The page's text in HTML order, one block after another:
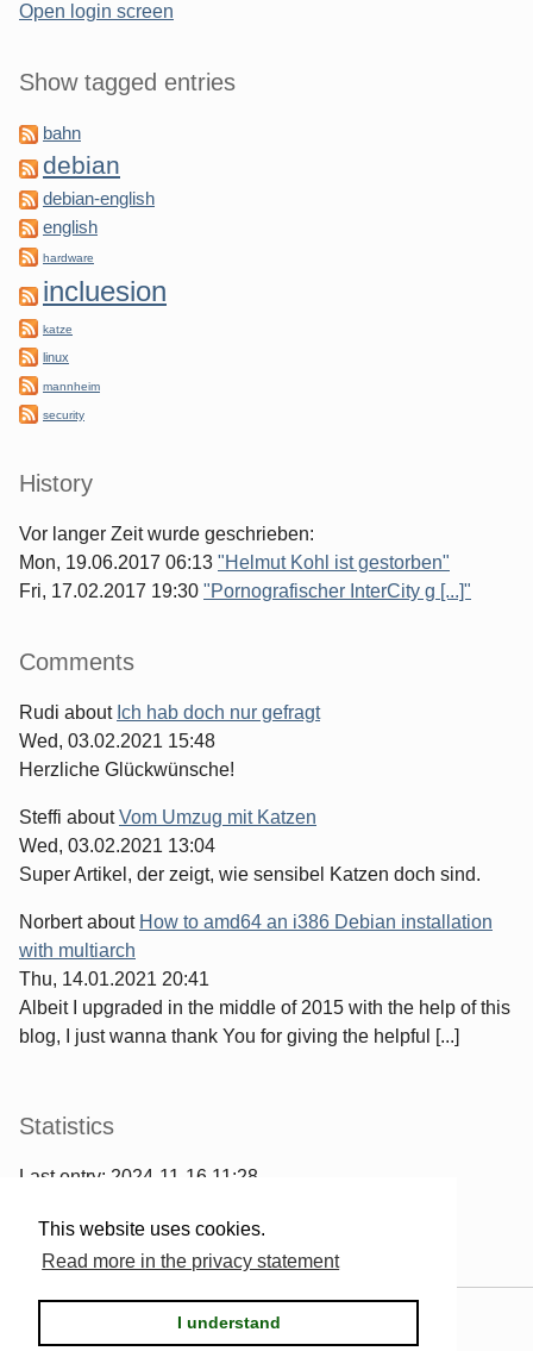
This website uses cookies.
Read more in the privacy statement
I understand
Open login screen
Show tagged entries
bahn
debian
debian-english
english
hardware
incluesion
katze
linux
mannheim
security
History
Vor langer Zeit wurde geschrieben:
Mon, 19.06.2017 06:13 "Helmut Kohl ist gestorben"
Fri, 17.02.2017 19:30 "Pornografischer InterCity g [...]"
Comments
Rudi about Ich hab doch nur gefragt
Wed, 03.02.2021 15:48
Herzliche Glückwünsche!
Steffi aboutVom Umzug mit Katzen
Wed, 03.02.2021 13:04
Super Artikel, der zeigt, wie sensibel Katzen doch sind.
Norbertabout How to amd64 an i386 Debian installation
with multiarch
Thu, 14.01.2021 20:41
Albeit I upgraded in the middle of 2015 with the help of this
blog, I just wanna thank You for giving the helpful [...]
Statistics
Last entry: 2024-11-16 11:28
2567comments have been made
Serendipity & the theme.